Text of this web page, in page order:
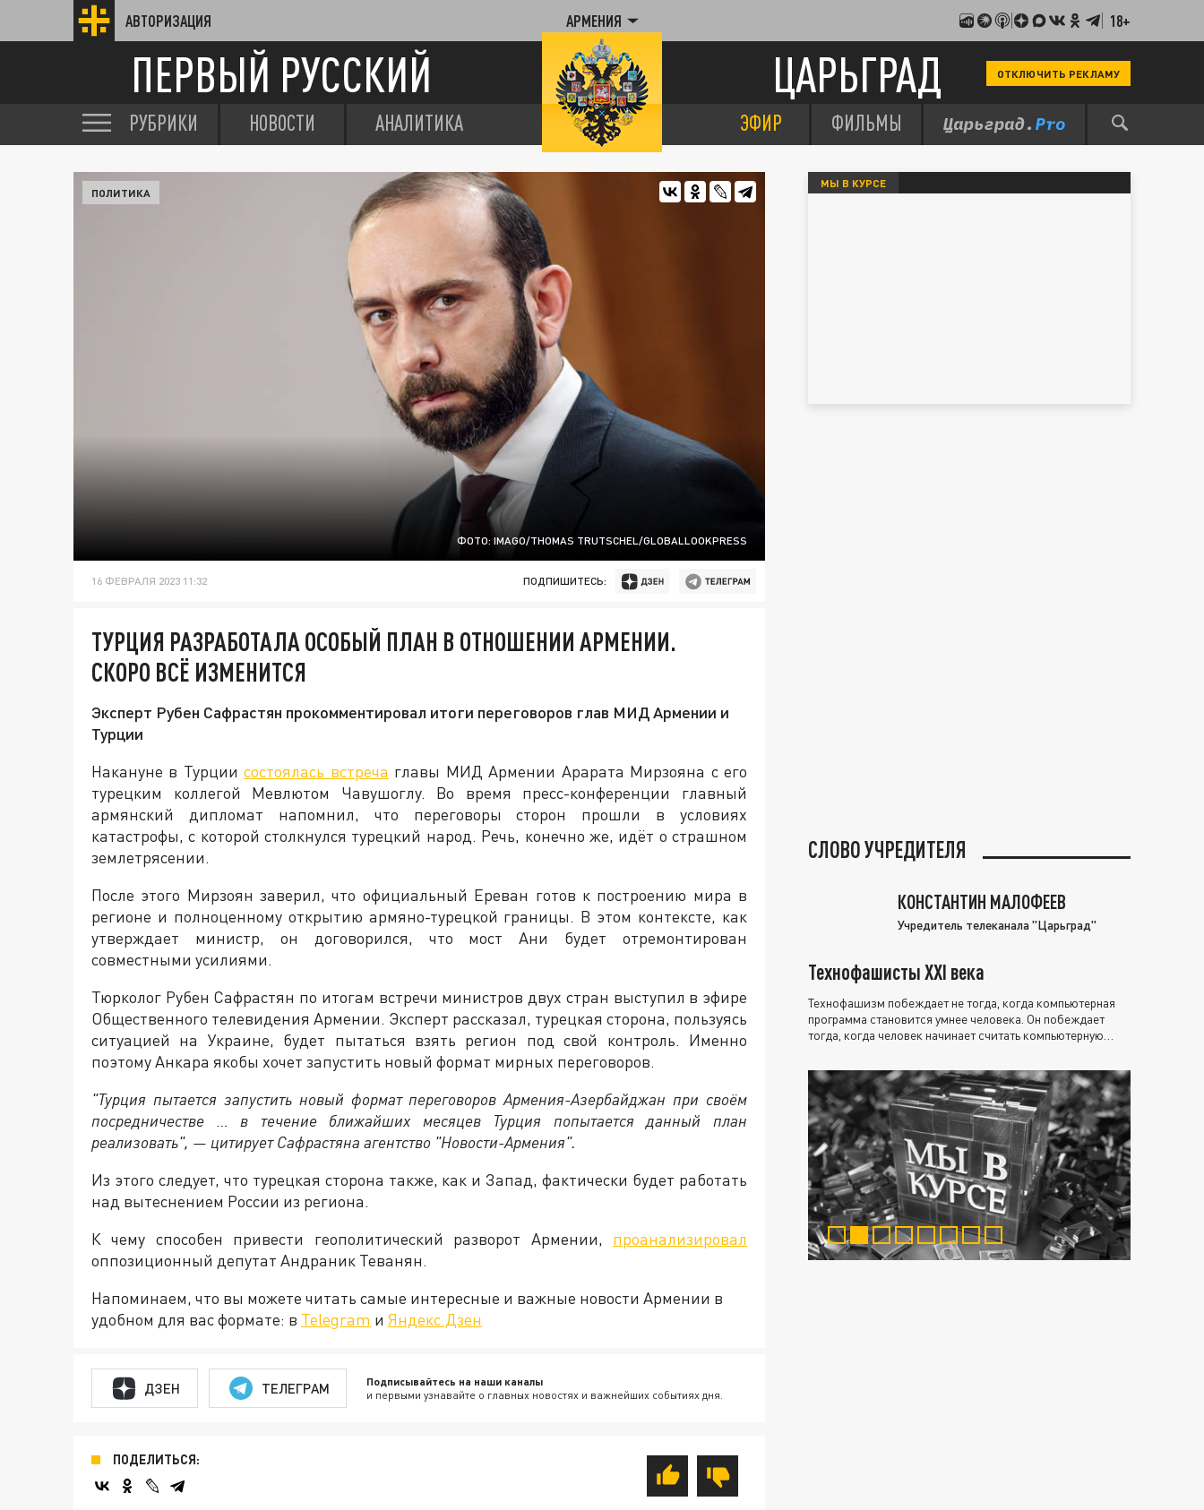
АВТОРИЗАЦИЯ АРМЕНИЯ 18+
ПЕРВЫЙ РУССКИЙ ЦАРЬГРАД ОТКЛЮЧИТЬ РЕКЛАМУ
РУБРИКИ НОВОСТИ АНАЛИТИКА ЭФИР ФИЛЬМЫ
ФОТО: IMAGO/THOMAS TRUTSCHEL/GLOBALLOOKPRESS
ПОЛИТИКА
16 ФЕВРАЛЯ 2023 11:32 ПОДПИШИТЕСЬ:
ТУРЦИЯ РАЗРАБОТАЛА ОСОБЫЙ ПЛАН В ОТНОШЕНИИ АРМЕНИИ.
СКОРО ВСЁ ИЗМЕНИТСЯ
Эксперт Рубен Сафрастян прокомментировал итоги переговоров глав МИД Армении и
Турции
Накануне в Турциисостоялась встреча главы МИД Армении Арарата Мирзояна с его
турецким коллегой Мевлютом Чавушоглу. Во время пресс-конференции главный
армянский дипломат напомнил, что переговоры сторон прошли в условиях
катастрофы, с которой столкнулся турецкий народ. Речь, конечно же, идёт о страшном
землетрясении.
После этого Мирзоян заверил, что официальный Ереван готов к построению мира в
регионе и полноценному открытию армяно-турецкой границы. В этом контексте, как
утверждает министр, он договорился, что мост Ани будет отремонтирован
совместными усилиями.
Тюрколог Рубен Сафрастян по итогам встречи министров двух стран выступил в эфире
Общественного телевидения Армении. Эксперт рассказал, турецкая сторона, пользуясь
ситуацией на Украине, будет пытаться взять регион под свой контроль. Именно
поэтому Анкара якобы хочет запустить новый формат мирных переговоров.
"Турция пытается запустить новый формат переговоров Армения-Азербайджан при своём
посредничестве … в течение ближайших месяцев Турция попытается данный план
реализовать", — цитирует Сафрастяна агентство "Новости-Армения".
Из этого следует, что турецкая сторона также, как и Запад, фактически будет работать
над вытеснением России из региона.
К чему способен привести геополитический разворот Армении, проанализировал
оппозиционный депутат Андраник Теванян.
Напоминаем, что вы можете читать самые интересные и важные новости Армении в
удобном для вас формате: в Telegram и Яндекс.Дзен
ДЗЕН ТЕЛЕГРАМ Подписывайтесь на наши каналы
и первыми узнавайте о главных новостях и важнейших событиях дня.
ПОДЕЛИТЬСЯ:
МЫ В КУРСЕ
СЛОВО УЧРЕДИТЕЛЯ
КОНСТАНТИН МАЛОФЕЕВ
Учредитель телеканала "Царьград"
Технофашисты XXI века
Технофашизм побеждает не тогда, когда компьютерная
программа становится умнее человека. Он побеждает
тогда, когда человек начинает считать компьютерную